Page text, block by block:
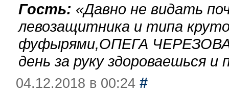
Гость: «Давно не видать
левозащитника и типа
фуфырями,ОПЕГА
день за руку здороваешься
04.12.2018 в 00:24 #